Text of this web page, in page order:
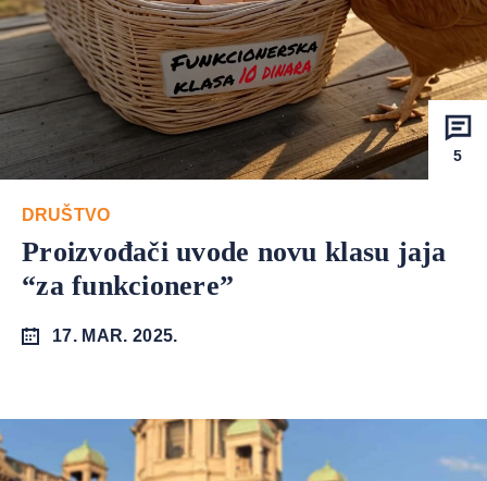
5
DRUŠTVO
Proizvođači uvode novu klasu jaja
“za funkcionere”
17. MAR. 2025.